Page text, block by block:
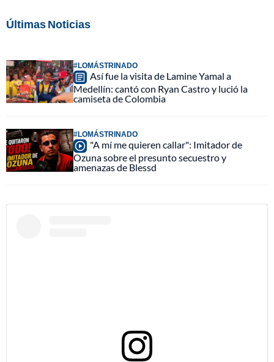
Últimas Noticias
#LOMÁSTRINADO
Así fue la visita de Lamine Yamal a
Medellín: cantó con Ryan Castro y lució la
camiseta de Colombia
#LOMÁSTRINADO
"A mí me quieren callar": Imitador de
Ozuna sobre el presunto secuestro y
amenazas de Blessd